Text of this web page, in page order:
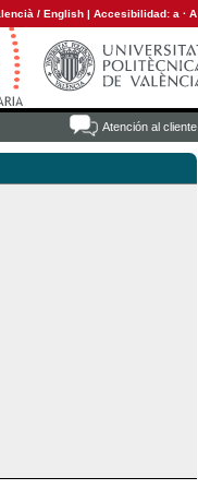
/ English | Accesibilidad: a · A
Atención al cliente